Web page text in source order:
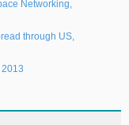
Networking,
through US,